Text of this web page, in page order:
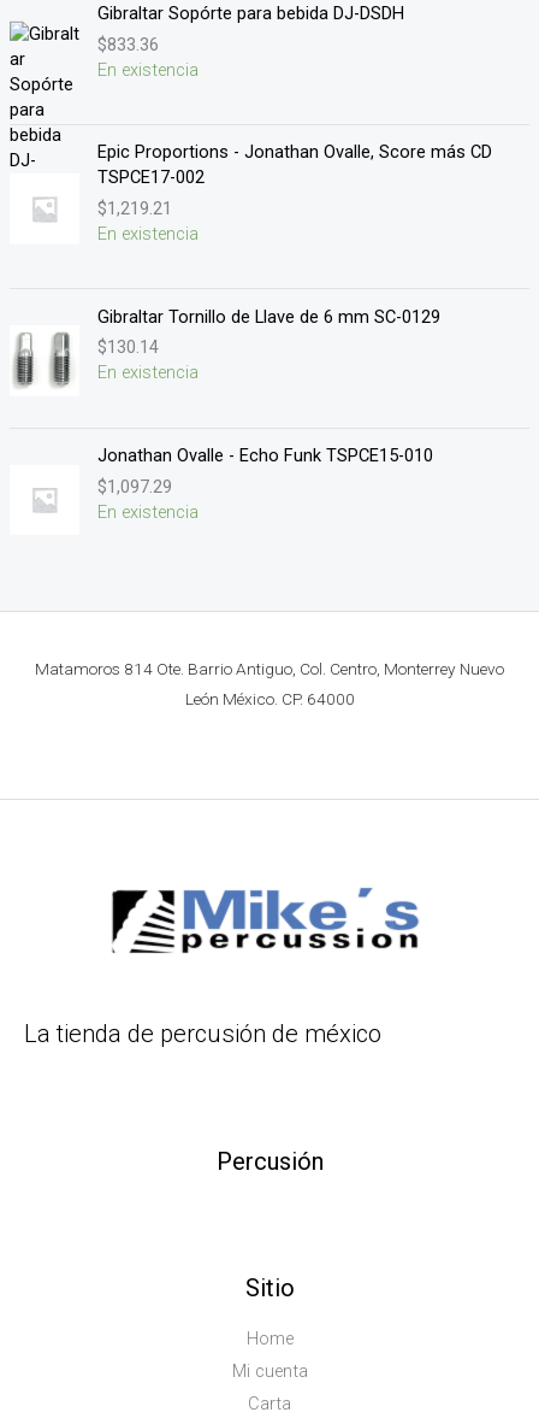
Gibraltar Sopórte para bebida DJ-DSDH
$833.36
En existencia
Epic Proportions - Jonathan Ovalle, Score más CD
TSPCE17-002
$1,219.21
En existencia
Gibraltar Tornillo de Llave de 6 mm SC-0129
$130.14
En existencia
Jonathan Ovalle - Echo Funk TSPCE15-010
$1,097.29
En existencia
Matamoros 814 Ote. Barrio Antiguo, Col. Centro, Monterrey Nuevo
León México. CP. 64000
La tienda de percusión de méxico
Percusión
Sitio
Home
Mi cuenta
Carta